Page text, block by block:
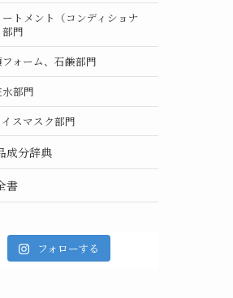
ートメント（コンディショナ
門
ォーム、石鹸部門
部門
イスマスク部門
成分辞典
書
フォローする